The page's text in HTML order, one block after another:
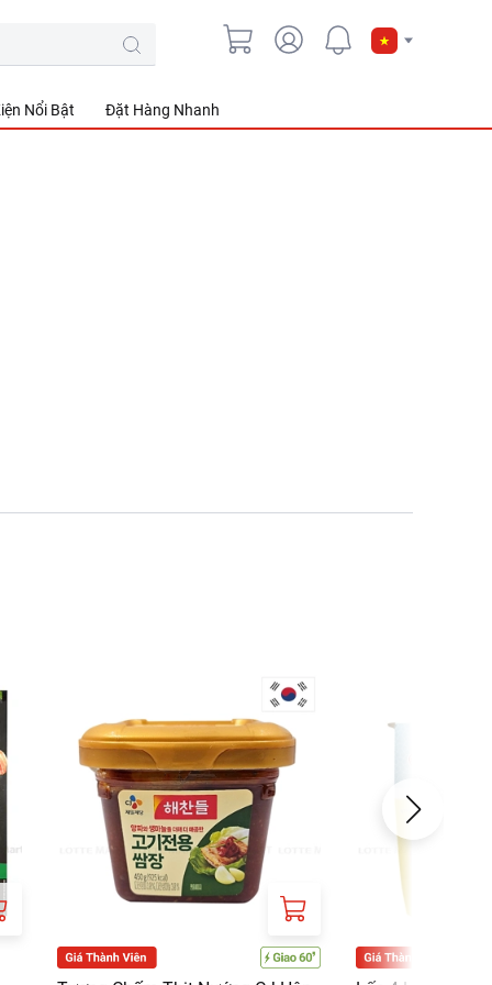
Nổi Bật Đặt Hàng Nhanh